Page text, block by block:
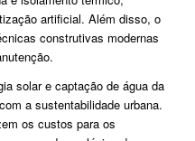
artificial. Além disso, o
construtivas modernas
solar e captação de água da
a sustentabilidade urbana.
os custos para os